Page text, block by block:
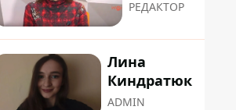
РЕДАКТОР
Лина
Киндратюк
ADMIN